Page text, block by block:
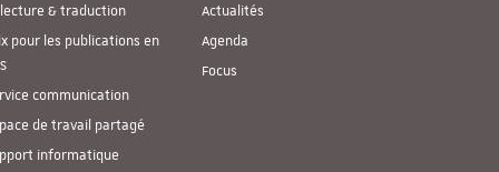
& traduction
pour les publications en
communication
de travail partagé
informatique
Actualités
Agenda
Focus